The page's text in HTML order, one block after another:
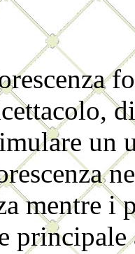
un
mentre i